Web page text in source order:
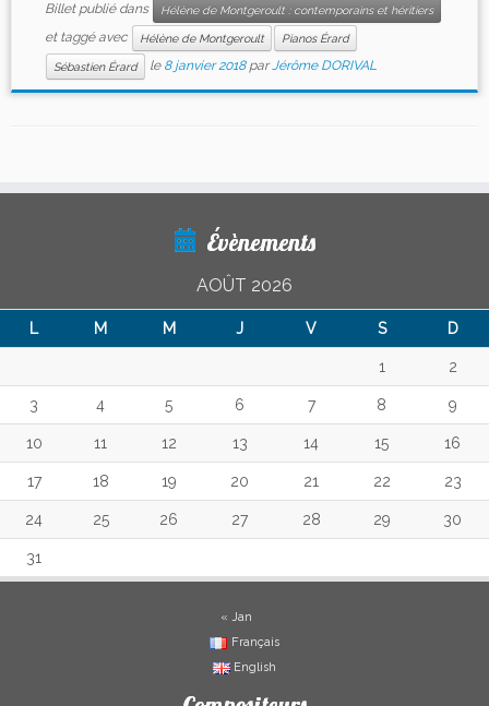
Billet publié dans Hélène de Montgeroult : contemporains et héritiers
et taggé avec Hélène de Montgeroult Pianos Érard
Sébastien Érard le 8 janvier 2018 parJérôme DORIVAL
Évènements
AOÛT 2026
L M M J V S D
1 2
3 4 5 6 7 8 9
10 11 12 13 14 15 16
17 18 19 20 21 22 23
24 25 26 27 28 29 30
31
« Jan
Français
English